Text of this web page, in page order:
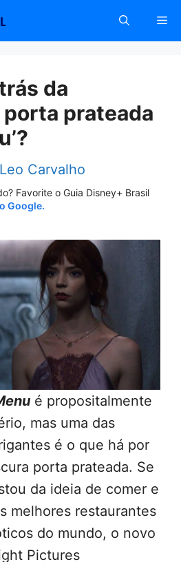
da
prateada
Leo Carvalho
Favorite o Guia Disney+ Brasil
Google.
é propositalmente
mas uma das
é o que há por
porta prateada. Se
da ideia de comer e
melhores restaurantes
do mundo, o novo
Pictures